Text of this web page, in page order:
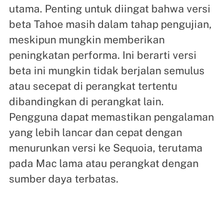
utama. Penting untuk diingat bahwa versi
beta Tahoe masih dalam tahap pengujian,
meskipun mungkin memberikan
peningkatan performa. Ini berarti versi
beta ini mungkin tidak berjalan semulus
atau secepat di perangkat tertentu
dibandingkan di perangkat lain.
Pengguna dapat memastikan pengalaman
yang lebih lancar dan cepat dengan
menurunkan versi ke Sequoia, terutama
pada Mac lama atau perangkat dengan
sumber daya terbatas.